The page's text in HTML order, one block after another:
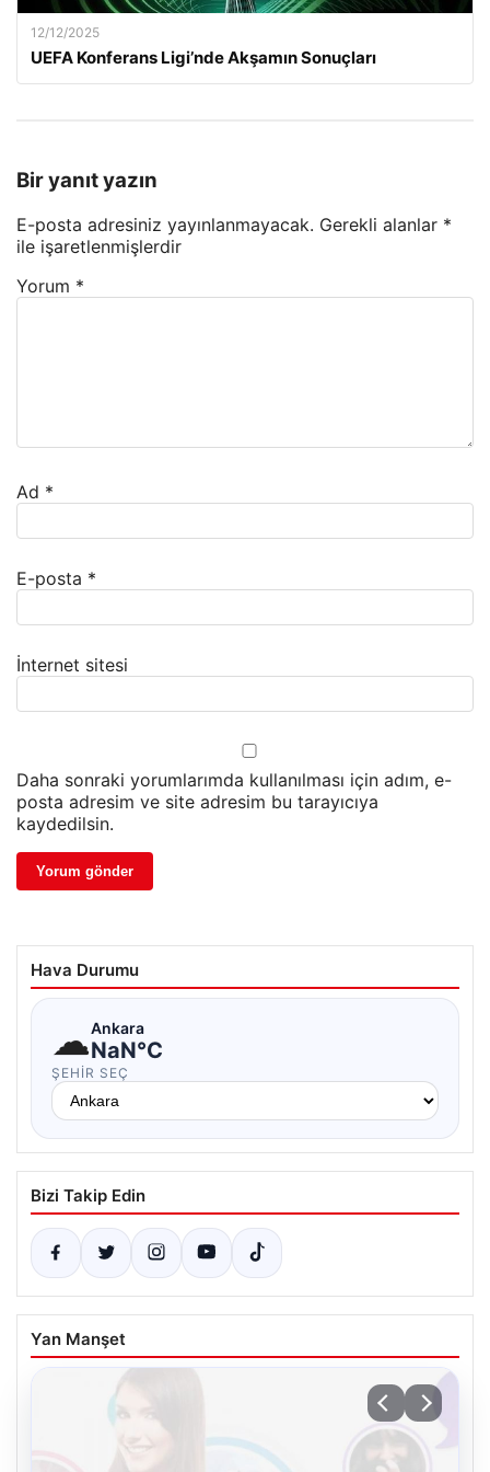
12/12/2025
UEFA Konferans Ligi’nde Akşamın Sonuçları
Bir yanıt yazın
E-posta adresiniz yayınlanmayacak. Gerekli alanlar *
ile işaretlenmişlerdir
Yorum *
Ad *
E-posta *
İnternet sitesi
Daha sonraki yorumlarımda kullanılması için adım, e-
posta adresim ve site adresim bu tarayıcıya
kaydedilsin.
Hava Durumu
☁Ankara
NaN°C
ŞEHIR SEÇ
Bizi Takip Edin
Yan Manşet